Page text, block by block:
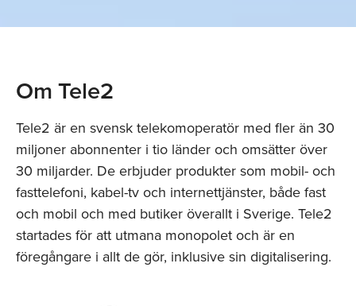
Om Tele2
Tele2 är en svensk telekomoperatör med fler än 30
miljoner abonnenter i tio länder och omsätter över
30 miljarder. De erbjuder produkter som mobil- och
fasttelefoni, kabel-tv och internettjänster, både fast
och mobil och med butiker överallt i Sverige. Tele2
startades för att utmana monopolet och är en
föregångare i allt de gör, inklusive sin digitalisering.